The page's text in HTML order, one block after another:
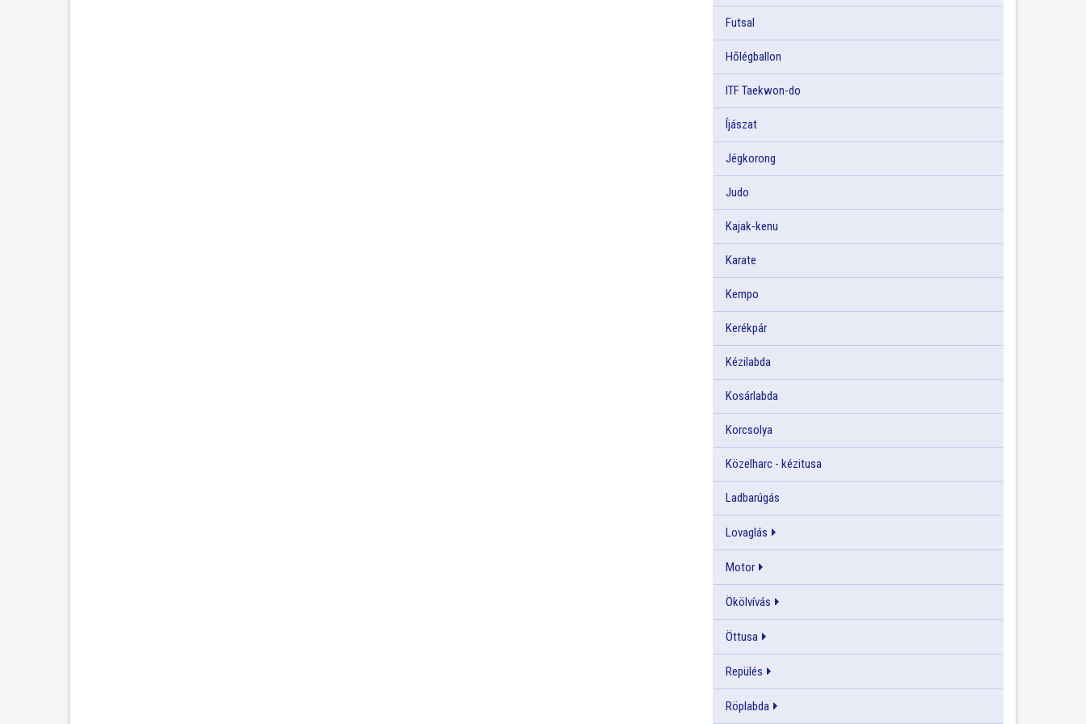
Futsal
Hőlégballon
ITF Taekwon-do
Íjászat
Jégkorong
Judo
Kajak-kenu
Karate
Kempo
Kerékpár
Kézilabda
Kosárlabda
Korcsolya
Közelharc - kézitusa
Ladbarúgás
Lovaglás
Motor
Ökölvívás
Öttusa
Repülés
Röplabda